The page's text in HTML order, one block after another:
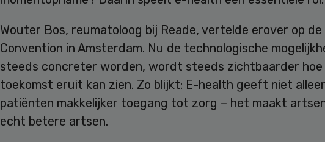
Wouter Bos, reumatoloog bij Reade, vertelde erover op
Convention in Amsterdam. Nu de technologische
steeds concreter worden, wordt steeds zichtbaarder hoe
toekomst eruit kan zien. Zo blijkt: E-health geeft niet
patiënten makkelijker toegang tot zorg – het maakt
echt betere artsen.